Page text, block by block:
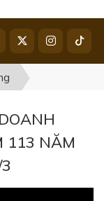
113 NĂM